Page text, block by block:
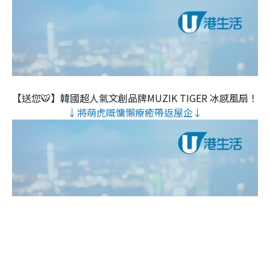
【送您🐯】韓國超人氣文創品牌MUZIK TIGER 冰感風扇！
↓將萌虎嘅慵懶療癒帶返屋企↓